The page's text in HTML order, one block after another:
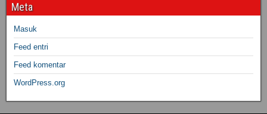
Meta
Masuk
Feed entri
Feed komentar
WordPress.org